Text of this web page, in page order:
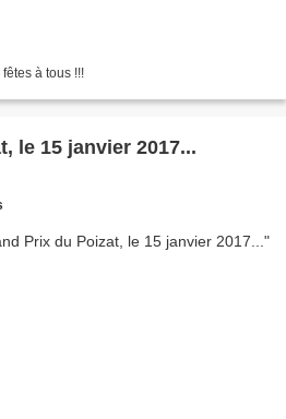
à tous !!!
le 15 janvier 2017...